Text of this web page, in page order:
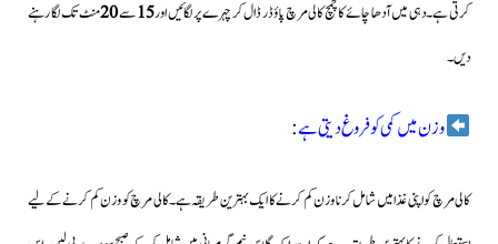
کرتی ہے۔ دہی میں آدھا چائے کا چمچ کالی مرچ پاؤڈر ڈال کر چہرے پر لگائیں اور15سے20منٹ تک لگا رہنے
دیں۔
وزن میں کمی کو فروغ دیتی ہے:
کالی مرچ کو اپنی غذا میں شامل کرنا وزن کم کرنے کا ایک بہترین طریقہ ہے۔کالی مرچ کو وزن کم کرنےکے لیے